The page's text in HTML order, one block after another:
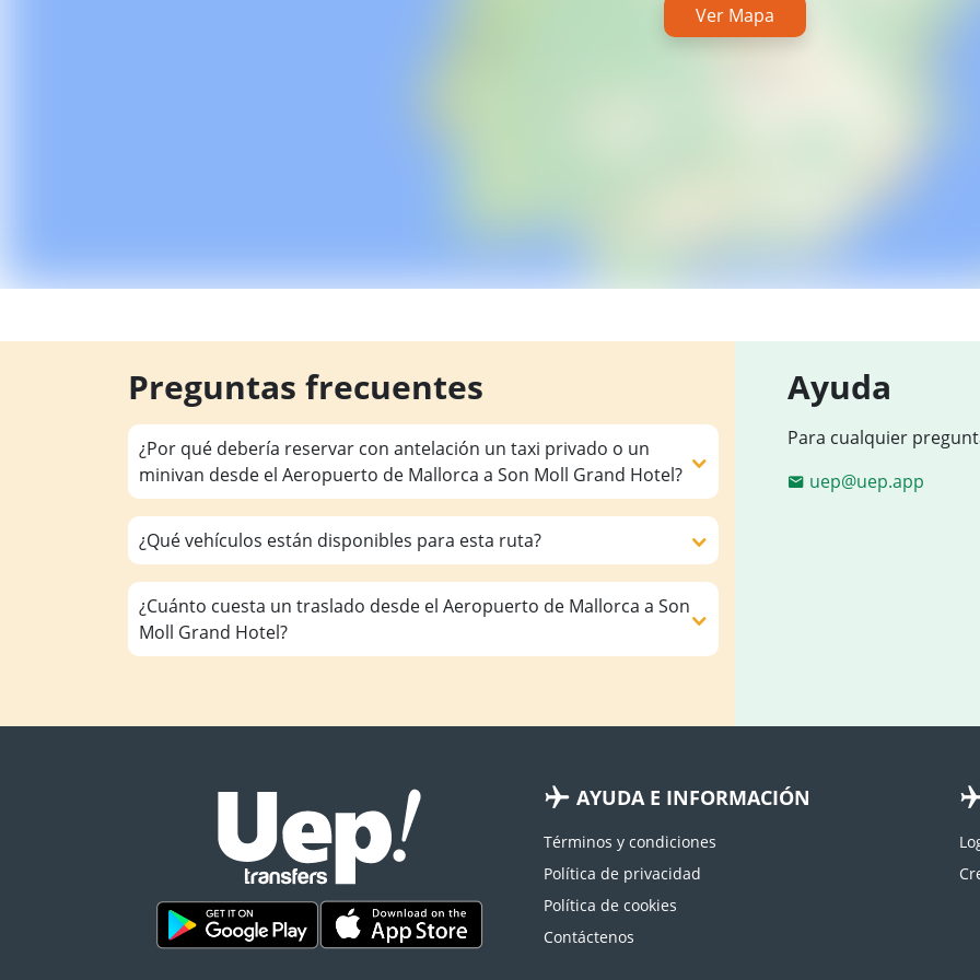
Ver Mapa
Preguntas frecuentes
¿Por qué debería reservar con antelación un taxi privado o un
minivan desde el Aeropuerto de Mallorca a Son Moll Grand Hotel?
¿Qué vehículos están disponibles para esta ruta?
¿Cuánto cuesta un traslado desde el Aeropuerto de Mallorca a Son
Moll Grand Hotel?
Ayuda
Para cualquier
uep@uep.app
AYUDA E INFORMACIÓN
Términos y condiciones
Política de privacidad
Política de cookies
Contáctenos